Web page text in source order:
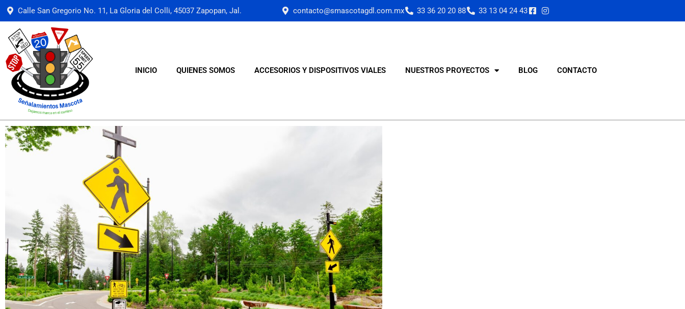
Calle San Gregorio No. 11, La Gloria del Colli, 45037 Zapopan, Jal. contacto@smascotagdl.com.mx 33 36 20 20 88 33 13 04 24 43
INICIO QUIENES SOMOS ACCESORIOS Y DISPOSITIVOS VIALES NUESTROS PROYECTOS BLOG CONTACTO